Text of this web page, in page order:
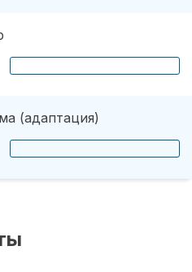
(адаптация)